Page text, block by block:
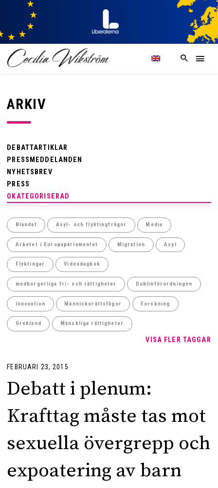
ARKIV
DEBATTARTIKLAR
PRESSMEDDELANDEN
NYHETSBREV
PRESS
OKATEGORISERAD
Blandat Asyl- och flyktingfrågor Media
Arbetet i Europaparlamentet Migration Asyl
Flyktingar Videodagbok
medborgerliga fri- och rättigheter Dublinförordningen
Innovation Människorättsfågor Forskning
Grekland Mänskliga rättigheter
VISA FLER TAGGAR
FEBRUARI 23, 2015
Debatt i plenum:
Krafttag måste tas mot
sexuella övergrepp och
expoatering av barn